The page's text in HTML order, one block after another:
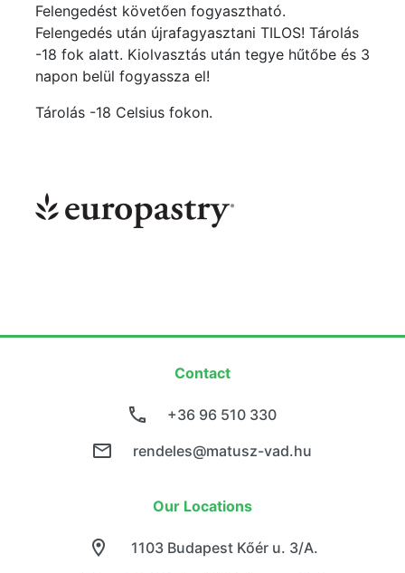
Felengedést követően fogyasztható.
Felengedés után újrafagyasztani TILOS! Tárolás
-18 fok alatt. Kiolvasztás után tegye hűtőbe és 3
napon belül fogyassza el!
Tárolás -18 Celsius fokon.
Contact
+36 96 510 330
rendeles@matusz-vad.hu
Our Locations
1103 Budapest Kőér u. 3/A.